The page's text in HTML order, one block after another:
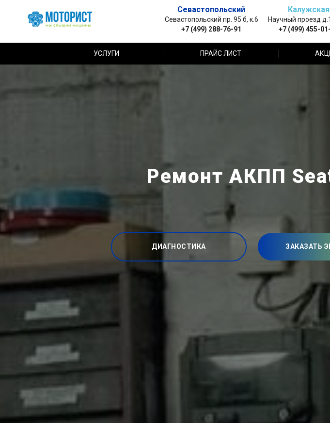
Севастопольский
Севастопольский пр. 95 б, к.6
+7 (499) 288-76-91
Калужская
Научный проезд
+7 (499) 455-
УСЛУГИ ПРАЙС ЛИСТ
Ремонт АКПП
ДИАГНОСТИКА ЗАКАЗАТЬ